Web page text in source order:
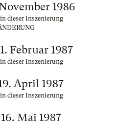
1986
dieser Inszenierung
Februar 1987
dieser Inszenierung
April 1987
dieser Inszenierung
Mai 1987